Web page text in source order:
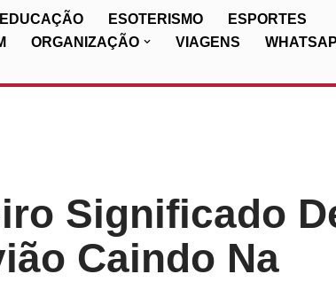
EDUCAÇÃO ESOTERISMO
ESPORTES
ORGANIZAÇÃO VIAGENS
Significado
Caindo Na